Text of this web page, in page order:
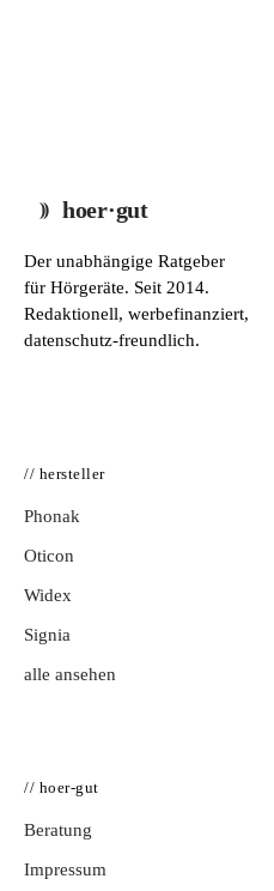
hoer·gut
Der unabhängige Ratgeber
für Hörgeräte. Seit 2014.
Redaktionell, werbefinanziert,
datenschutz-freundlich.
// hersteller
Phonak
Oticon
Widex
Signia
alle ansehen
// hoer-gut
Beratung
Impressum